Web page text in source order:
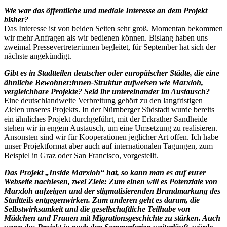
Wie war das öffentliche und mediale Interesse an dem Projekt
bisher?
Das Interesse ist von beiden Seiten sehr groß. Momentan bekommen
wir mehr Anfragen als wir bedienen können. Bislang haben uns
zweimal Pressevertreter:innen begleitet, für September hat sich der
nächste angekündigt.
Gibt es in Stadtteilen deutscher oder europäischer Städte, die eine
ähnliche Bewohner:innen-Struktur aufweisen wie Marxloh,
vergleichbare Projekte? Seid ihr untereinander im Austausch?
Eine deutschlandweite Verbreitung gehört zu den langfristigen
Zielen unseres Projekts. In der Nürnberger Südstadt wurde bereits
ein ähnliches Projekt durchgeführt, mit der Erkrather Sandheide
stehen wir in engem Austausch, um eine Umsetzung zu realisieren.
Ansonsten sind wir für Kooperationen jeglicher Art offen. Ich habe
unser Projektformat aber auch auf internationalen Tagungen, zum
Beispiel in Graz oder San Francisco, vorgestellt.
Das Projekt „Inside Marxloh“ hat, so kann man es auf eurer
Webseite nachlesen, zwei Ziele: Zum einen will es Potenziale von
Marxloh aufzeigen und der stigmatisierenden Brandmarkung des
Stadtteils entgegenwirken. Zum anderen geht es darum, die
Selbstwirksamkeit und die gesellschaftliche Teilhabe von
Mädchen und Frauen mit Migrationsgeschichte zu stärken. Auch